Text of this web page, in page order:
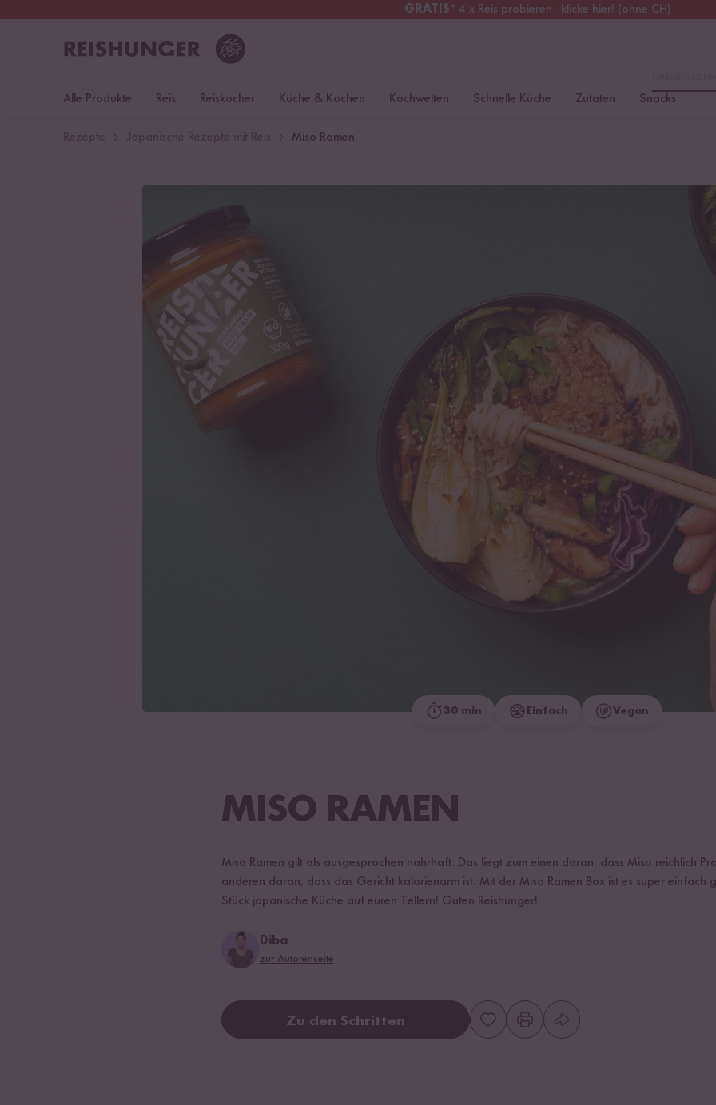
GRATIS* 4 x Reis probieren - klicke hier! (ohne CH)
Kostenloser Versand
Alle Produkte
Reis Reiskocher Küche & Kochen Kochwelten Schnelle Küche Zutaten Snacks
Miso Ramen
30 min Einfach Vegan
MISO RAMEN
Miso Ramen gilt als ausgesprochen nahrhaft. Das liegt zum einen daran, dass Miso reichlich
anderen daran, dass das Gericht kalorienarm ist. Mit der Miso Ramen Box ist es super einfach
Stück japanische Küche auf euren Tellern! Guten Reishunger!
Diba
zur Autorenseite
Zu den Schritten